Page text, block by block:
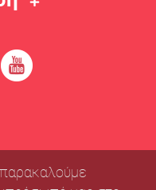
, παρακαλούμε